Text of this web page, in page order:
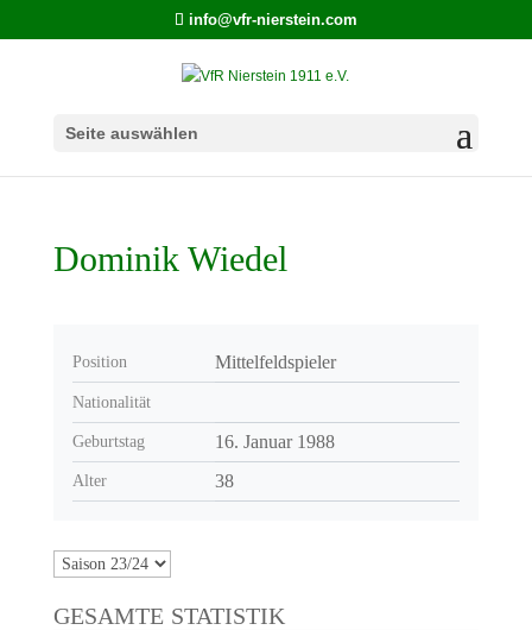
info@vfr-nierstein.com
Seite auswählen
Dominik Wiedel
Position Mittelfeldspieler
Nationalität
Geburtstag 16. Januar 1988
Alter 38
GESAMTE STATISTIK